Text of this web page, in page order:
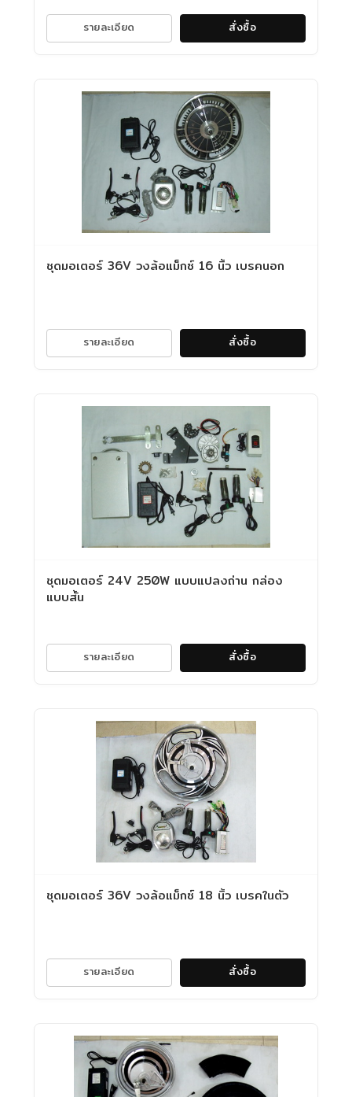
รายละเอียด สั่งซื้อ
ชุดมอเตอร์ 36V วงล้อแม็กซ์ 16 นิ้ว เบรคนอก
รายละเอียด สั่งซื้อ
ชุดมอเตอร์ 24V 250W แบบแปลงถ่าน กล่อง
แบบสั้น
รายละเอียด สั่งซื้อ
ชุดมอเตอร์ 36V วงล้อแม็กซ์ 18 นิ้ว เบรคในตัว
รายละเอียด สั่งซื้อ